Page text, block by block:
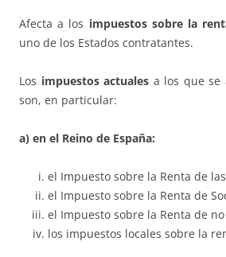
Afecta a los impuestos sobre la
uno de los Estados contratantes.
Los impuestos actuales a los que se
son, en particular:
a) en el Reino de España:
el Impuesto sobre la Renta de
el Impuesto sobre la Renta de
el Impuesto sobre la Renta de
los impuestos locales sobre la